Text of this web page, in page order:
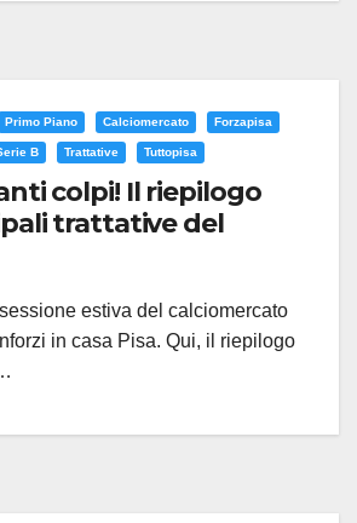
Primo Piano Calciomercato Forzapisa
B Trattative Tuttopisa
colpi! Il riepilogo
trattative del
estivo
estiva del calciomercato
in casa Pisa. Qui, il riepilogo